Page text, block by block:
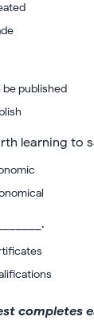
be published
learning to
completes